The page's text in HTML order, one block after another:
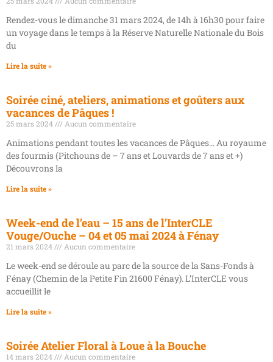
Rendez-vous le dimanche 31 mars 2024, de 14h à 16h30 pour faire
un voyage dans le temps à la Réserve Naturelle Nationale du Bois
du
Lire la suite »
Soirée ciné, ateliers, animations et goûters aux
vacances de Pâques !
25 mars 2024 Aucun commentaire
Animations pendant toutes les vacances de Pâques… Au royaume
des fourmis (Pitchouns de – 7 ans et Louvards de 7 ans et +)
Découvrons la
Lire la suite »
Week-end de l’eau – 15 ans de l’InterCLE
Vouge/Ouche – 04 et 05 mai 2024 à Fénay
21 mars 2024 Aucun commentaire
Le week-end se déroule au parc de la source de la Sans-Fonds à
Fénay (Chemin de la Petite Fin 21600 Fénay). L’InterCLE vous
accueillit le
Lire la suite »
Soirée Atelier Floral à Loue à la Bouche
14 mars 2024 Aucun commentaire